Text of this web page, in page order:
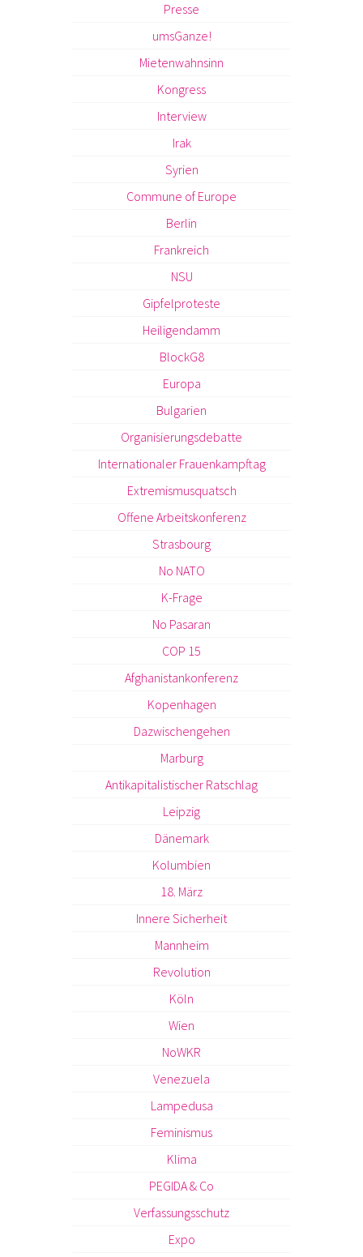
Presse
umsGanze!
Mietenwahnsinn
Kongress
Interview
Irak
Syrien
Commune of Europe
Berlin
Frankreich
NSU
Gipfelproteste
Heiligendamm
BlockG8
Europa
Bulgarien
Organisierungsdebatte
Internationaler Frauenkampftag
Extremismusquatsch
Offene Arbeitskonferenz
Strasbourg
No NATO
K-Frage
No Pasaran
COP 15
Afghanistankonferenz
Kopenhagen
Dazwischengehen
Marburg
Antikapitalistischer Ratschlag
Leipzig
Dänemark
Kolumbien
18. März
Innere Sicherheit
Mannheim
Revolution
Köln
Wien
NoWKR
Venezuela
Lampedusa
Feminismus
Klima
PEGIDA & Co
Verfassungsschutz
Expo